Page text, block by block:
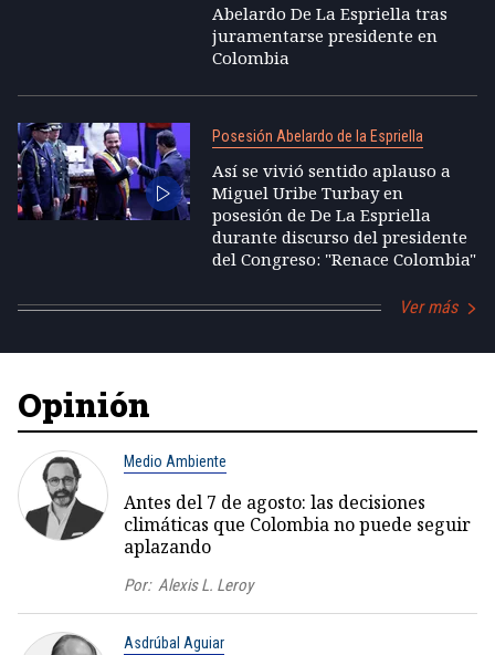
Abelardo De La Espriella tras
juramentarse presidente en
Colombia
Posesión Abelardo de la Espriella
Así se vivió sentido aplauso a
Miguel Uribe Turbay en
posesión de De La Espriella
durante discurso del presidente
del Congreso: "Renace Colombia"
Ver más
Opinión
Medio Ambiente
Antes del 7 de agosto: las decisiones
climáticas que Colombia no puede seguir
aplazando
Por: Alexis L. Leroy
Asdrúbal Aguiar